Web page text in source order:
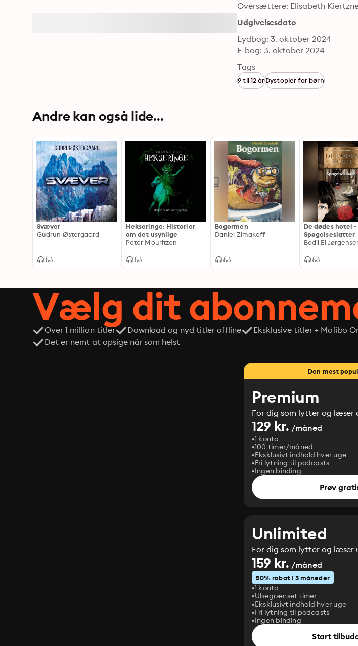
Oversættere: Elisabeth
Udgivelsesdato
Lydbog: 3. oktober 2024
E-bog: 3. oktober 2024
Tags
9 til 12 årDystopier for børn
Andre kan også lide...
Svæver
Gudrun Østergaard
Hekseringe: Historier
om det usynlige
Peter Mouritzen
Bogormen
Daniel Zimakoff
De dødes hotel -
Spøgelseslatter
Bodil El
Vælg dit
Over 1 million titler Download og nyd titler offline Eksklusive titler + Mofibo
Det er nemt at opsige når som helst
Den mest
Premium
For dig som lytter og læser
129 kr. /måned
1 konto
100 timer/måned
Eksklusivt indhold hver uge
Fri lytning til podcasts
Ingen binding
Prøv
Unlimited
For dig som lytter og læser
159 kr. /måned
50% rabat i 3 måneder
1 konto
Ubegrænset timer
Eksklusivt indhold hver uge
Fri lytning til podcasts
Ingen binding
Start